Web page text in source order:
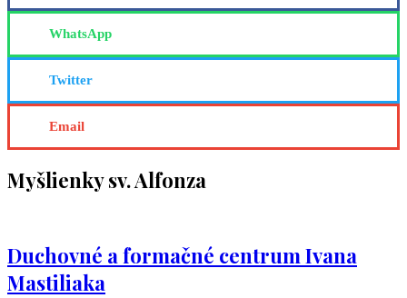
WhatsApp
Twitter
Email
Myšlienky sv. Alfonza
Duchovné a formačné centrum Ivana
Mastiliaka